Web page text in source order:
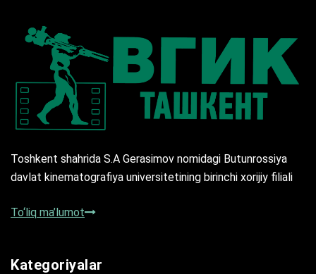
Toshkent shahrida S.A Gerasimov nomidagi Butunrossiya
davlat kinematografiya universitetining birinchi xorijiy filiali
To‘liq ma’lumot
Kategoriyalar